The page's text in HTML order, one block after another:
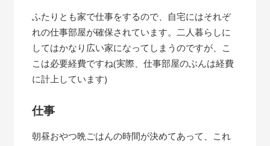
ふたりとも家で仕事をするので、自宅にはそれぞ
れの仕事部屋が確保されています。二人暮らしに
してはかなり広い家になってしまうのですが、こ
こは必要経費ですね(実際、仕事部屋のぶんは経費
に計上しています)
仕事
朝昼おやつ晩ごはんの時間が決めてあって、これ